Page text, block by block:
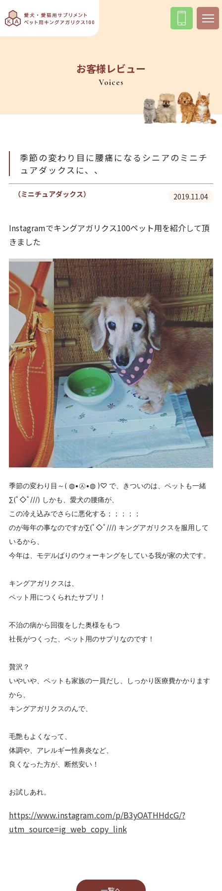
お客様レビュー
Voices
季節の変わり目に腰痛になるシニアのミニチ
ュアダックスに、、
（ミニチュアダックス） 2019.11.04
Instagramでキングアガリクス100ペット用を紹介して頂
きました
季節の変わり目～( ◍•㉦•◍ )♡ で、きついのは、ペットも一緒
∑(ﾟ◇ﾟ///) しかも、愛犬の腰痛が、
この冷え込みでさらに悪化する；；；；；
のが毎年の事なのですが∑(ﾟ◇ﾟ///) キングアガリクスを服用して
いるから、
今年は、モデルばりのウォーキングをしている我が家の犬です。
キングアガリクスは、
ペット用につくられたサプリ！
不治の病から回復をした奥様をもつ
社長がつくった、ペット用のサプリなのです！
贅沢？
いやいや、ペットも家族の一員だし、しっかり医療費かかります
から、
キングアガリクスのんで、
毛艶もよくなって、
体調や、アレルギー性鼻炎など、
良くなった方が、断然安い！
お試しあれ。
https://www.instagram.com/p/B3yOATHHdcG/?
utm_source=ig_web_copy_link